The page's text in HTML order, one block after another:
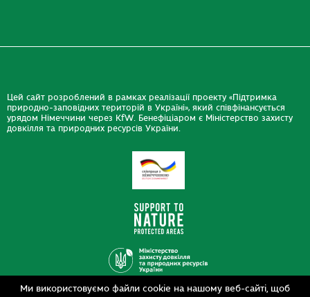
Ми використовуємо файли cookie на нашому веб-сайті, щоб
Цей сайт розроблений в рамках реалізації проекту «Підтримка
природно-заповідних територій в Україні», який співфінансується
урядом Німеччини через KfW. Бенефіціаром є Міністерство захисту
довкілля та природних ресурсів України.
Дизайн